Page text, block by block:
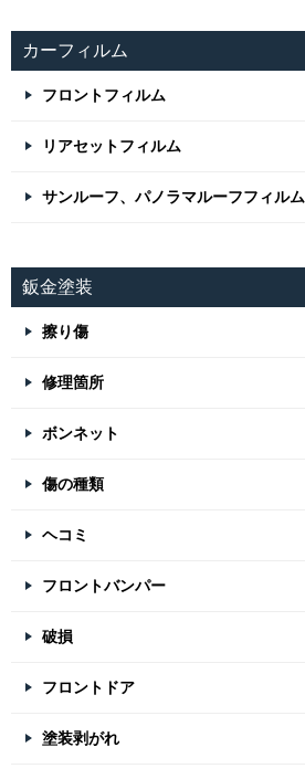
カーフィルム
フロントフィルム
リアセットフィルム
サンルーフ、パノラマルーフフィルム
鈑金塗装
擦り傷
修理箇所
ボンネット
傷の種類
ヘコミ
フロントバンパー
破損
フロントドア
塗装剥がれ